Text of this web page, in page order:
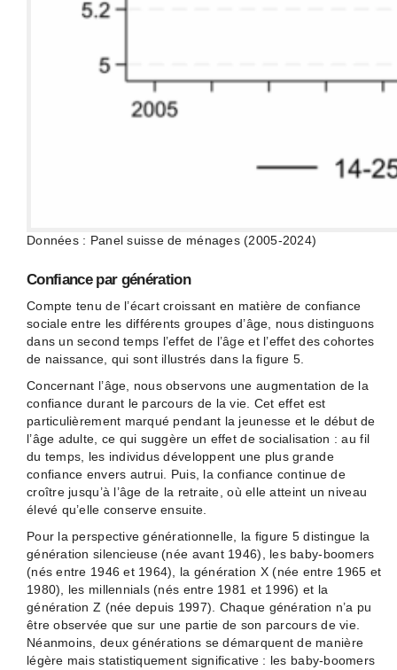
Données : Panel suisse de ménages (2005-2024)
Confiance par génération
Compte tenu de l’écart croissant en matière de confiance
sociale entre les différents groupes d’âge, nous distinguons
dans un second temps l’effet de l’âge et l’effet des cohortes
de naissance, qui sont illustrés dans la figure 5.
Concernant l’âge, nous observons une augmentation de la
confiance durant le parcours de la vie. Cet effet est
particulièrement marqué pendant la jeunesse et le début de
l’âge adulte, ce qui suggère un effet de socialisation : au fil
du temps, les individus développent une plus grande
confiance envers autrui. Puis, la confiance continue de
croître jusqu’à l’âge de la retraite, où elle atteint un niveau
élevé qu’elle conserve ensuite.
Pour la perspective générationnelle, la figure 5 distingue la
génération silencieuse (née avant 1946), les baby-boomers
(nés entre 1946 et 1964), la génération X (née entre 1965 et
1980), les millennials (nés entre 1981 et 1996) et la
génération Z (née depuis 1997). Chaque génération n’a pu
être observée que sur une partie de son parcours de vie.
Néanmoins, deux générations se démarquent de manière
légère mais statistiquement significative : les baby-boomers